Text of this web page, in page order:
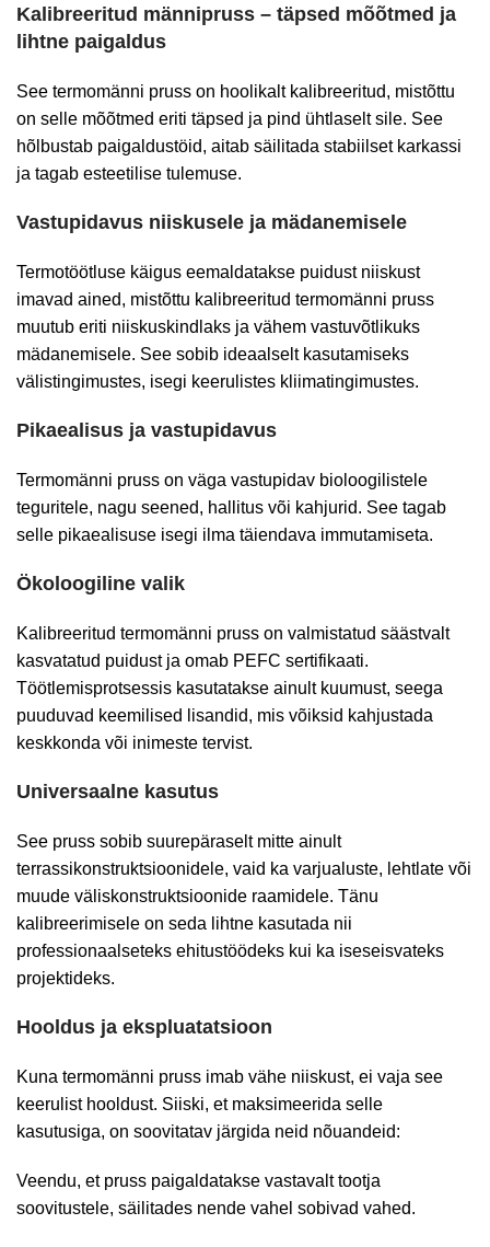
Kalibreeritud männipruss – täpsed mõõtmed ja
lihtne paigaldus
See termomänni pruss on hoolikalt kalibreeritud, mistõttu
on selle mõõtmed eriti täpsed ja pind ühtlaselt sile. See
hõlbustab paigaldustöid, aitab säilitada stabiilset karkassi
ja tagab esteetilise tulemuse.
Vastupidavus niiskusele ja mädanemisele
Termotöötluse käigus eemaldatakse puidust niiskust
imavad ained, mistõttu kalibreeritud termomänni pruss
muutub eriti niiskuskindlaks ja vähem vastuvõtlikuks
mädanemisele. See sobib ideaalselt kasutamiseks
välistingimustes, isegi keerulistes kliimatingimustes.
Pikaealisus ja vastupidavus
Termomänni pruss on väga vastupidav bioloogilistele
teguritele, nagu seened, hallitus või kahjurid. See tagab
selle pikaealisuse isegi ilma täiendava immutamiseta.
Ökoloogiline valik
Kalibreeritud termomänni pruss on valmistatud säästvalt
kasvatatud puidust ja omab PEFC sertifikaati.
Töötlemisprotsessis kasutatakse ainult kuumust, seega
puuduvad keemilised lisandid, mis võiksid kahjustada
keskkonda või inimeste tervist.
Universaalne kasutus
See pruss sobib suurepäraselt mitte ainult
terrassikonstruktsioonidele, vaid ka varjualuste, lehtlate või
muude väliskonstruktsioonide raamidele. Tänu
kalibreerimisele on seda lihtne kasutada nii
professionaalseteks ehitustöödeks kui ka iseseisvateks
projektideks.
Hooldus ja ekspluatatsioon
Kuna termomänni pruss imab vähe niiskust, ei vaja see
keerulist hooldust. Siiski, et maksimeerida selle
kasutusiga, on soovitatav järgida neid nõuandeid:
Veendu, et pruss paigaldatakse vastavalt tootja
soovitustele, säilitades nende vahel sobivad vahed.